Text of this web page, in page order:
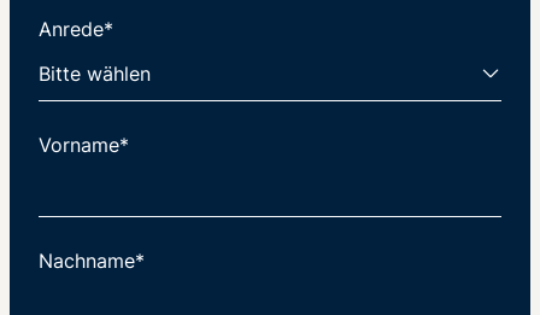
Anrede*
Vorname*
Nachname*